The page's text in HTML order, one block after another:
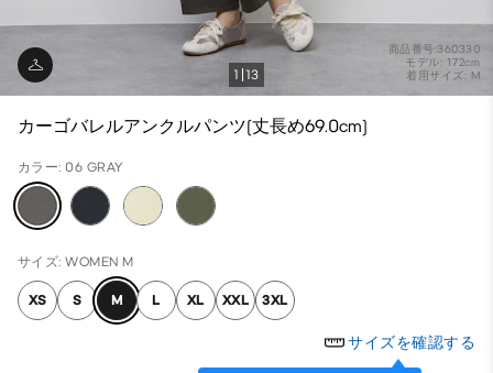
商品番号:360330
モデル: 172cm
着用サイズ: M
1 13
カーゴバレルアンクルパンツ(丈長め69.0cm)
カラー: 06 GRAY
サイズ: WOMEN M
XS S M L XL XXL 3XL
サイズを確認する